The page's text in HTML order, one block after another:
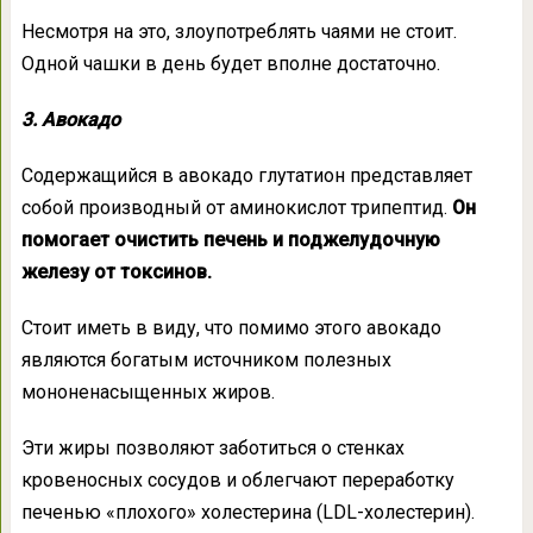
Несмотря на это, злоупотреблять чаями не стоит.
Одной чашки в день будет вполне достаточно.
3. Авокадо
Содержащийся в авокадо глутатион представляет
собой производный от аминокислот трипептид. Он
помогает очистить печень и поджелудочную
железу от токсинов.
Стоит иметь в виду, что помимо этого авокадо
являются богатым источником полезных
мононенасыщенных жиров.
Эти жиры позволяют заботиться о стенках
кровеносных сосудов и облегчают переработку
печенью «плохого» холестерина (LDL-холестерин).